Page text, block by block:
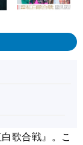
歌合戦』。こ